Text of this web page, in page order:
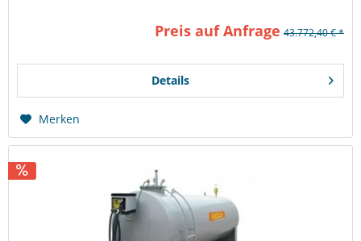
Preis auf Anfrage 43.772,40 € *
Details
Merken